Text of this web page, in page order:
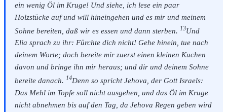
ein wenig Öl im Kruge! Und siehe, ich lese ein paar
Holzstücke auf und will hineingehen und es mir und meinem
Sohne bereiten, daß wir es essen und dann sterben. 13Und
Elia sprach zu ihr: Fürchte dich nicht! Gehe hinein, tue nach
deinem Worte; doch bereite mir zuerst einen kleinen Kuchen
davon und bringe ihn mir heraus; und dir und deinem Sohne
bereite danach. 14Denn so spricht Jehova, der Gott Israels:
Das Mehl im Topfe soll nicht ausgehen, und das Öl im Kruge
nicht abnehmen bis auf den Tag, da Jehova Regen geben wird